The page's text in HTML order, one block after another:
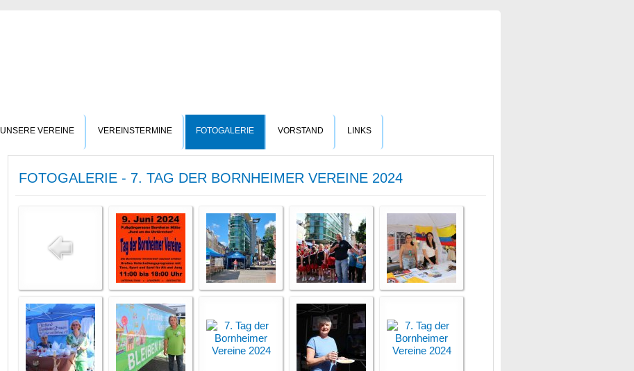
UNSERE VEREINE VEREINSTERMINE FOTOGALERIE VORSTAND LINKS
FOTOGALERIE - 7. TAG DER BORNHEIMER VEREINE 2024